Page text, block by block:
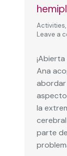
Activities,
Leave a
Ana
la
parte